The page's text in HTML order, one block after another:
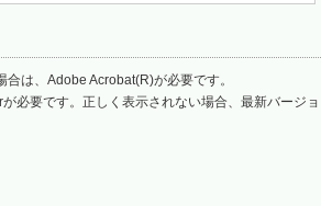
は、Adobe Acrobat(R)が必要です。
必要です。正しく表示されない場合、最新バージョ